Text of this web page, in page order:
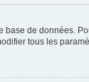
base de données.
tous les